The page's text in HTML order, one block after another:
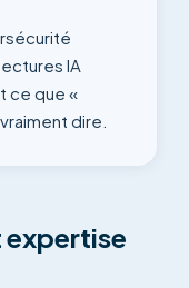
IA
ce que «
dire.